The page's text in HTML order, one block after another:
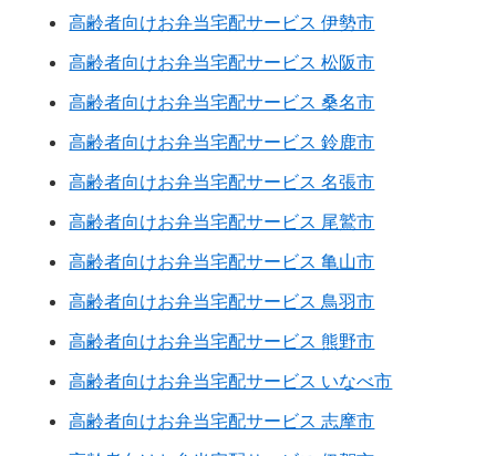
高齢者向けお弁当宅配サービス 伊勢市
高齢者向けお弁当宅配サービス 松阪市
高齢者向けお弁当宅配サービス 桑名市
高齢者向けお弁当宅配サービス 鈴鹿市
高齢者向けお弁当宅配サービス 名張市
高齢者向けお弁当宅配サービス 尾鷲市
高齢者向けお弁当宅配サービス 亀山市
高齢者向けお弁当宅配サービス 鳥羽市
高齢者向けお弁当宅配サービス 熊野市
高齢者向けお弁当宅配サービス いなべ市
高齢者向けお弁当宅配サービス 志摩市